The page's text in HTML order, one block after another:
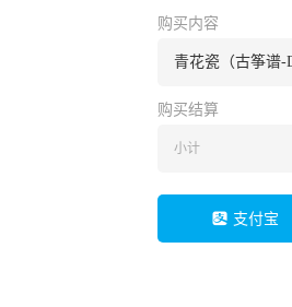
购买内容
青花瓷（古筝谱-
购买结算
小计
支付宝